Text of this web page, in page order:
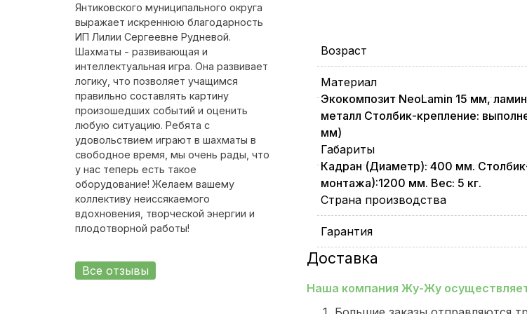
Янтиковского муниципального округа
выражает искреннюю благодарность
ИП Лилии Сергеевне Рудневой.
Шахматы - развивающая и
интеллектуальная игра. Она развивает
логику, что позволяет учащимся
правильно составлять картину
произошедших событий и оценить
любую ситуацию. Ребята с
удовольствием играют в шахматы в
свободное время, мы очень рады, что
у нас теперь есть такое
оборудование! Желаем вашему
коллективу неиссякаемого
вдохновения, творческой энергии и
плодотворной работы!
Все отзывы
Возраст
Материал
Экокомпозит NeoLamin 15 мм,
металл Столбик-крепление:
мм)
Габариты
Кадран (Диаметр): 400 мм.
монтажа):1200 мм. Вес: 5 кг.
Страна производства
Гарантия
Доставка
Наша компания Жу-Жу